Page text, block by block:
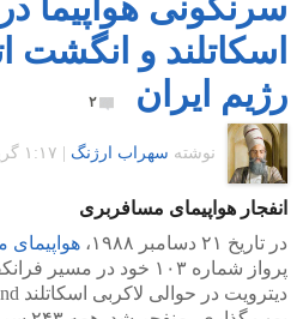
اسکاتلند و انگشت
رژیم ایران
۲
نوشته سهراب ارژنگ ۱:۱۷ گرينويچ - جمعه ۲۳ اسفند ۱۳۹۲
انفجار هواپیمای مسافربری
در تاریخ ۲۱ دسامبر ۱۹۸۸،
هواپیمای
پرواز شماره ۱۰۳ خود در